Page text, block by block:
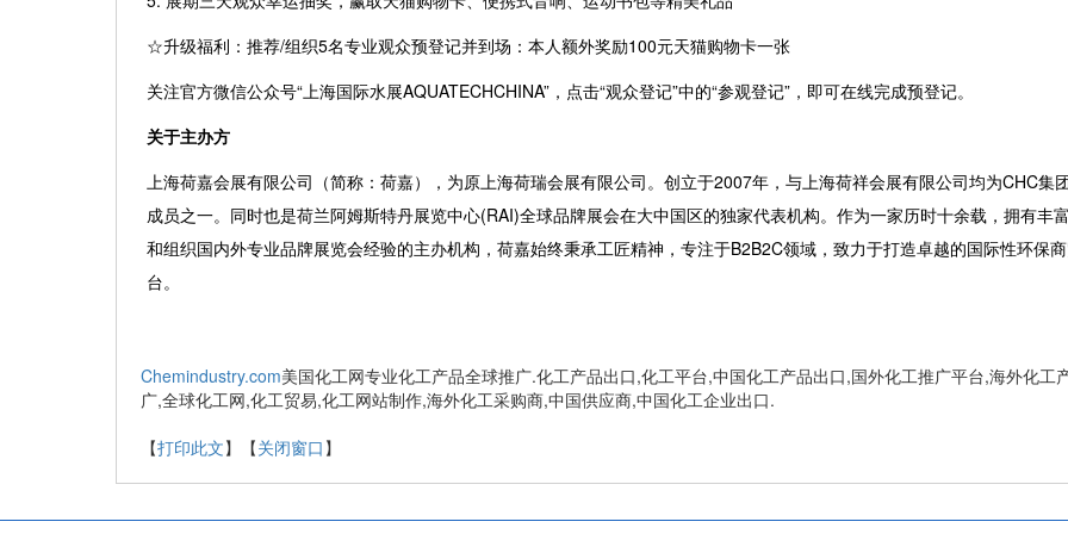
☆升级福利：推荐/组织5名专业观众预登记并到场：本人额外奖励100元天猫购物卡一张
关注官方微信公众号“上海国际水展AQUATECHCHINA”，点击“观众登记”中的“参观登记”，即可在线完成预登记。
关于主办方
上海荷嘉会展有限公司（简称：荷嘉），为原上海荷瑞会展有限公司。创立于2007年，与上海荷祥会展有限公司均为CHC集
成员之一。同时也是荷兰阿姆斯特丹展览中心(RAI)全球品牌展会在大中国区的独家代表机构。作为一家历时十余载，拥有丰
和组织国内外专业品牌展览会经验的主办机构，荷嘉始终秉承工匠精神，专注于B2B2C领域，致力于打造卓越的国际性环保
台。
Chemindustry.com美国化工网专业化工产品全球推广.化工产品出口,化工平台,中国化工产品出口,国外化工推广平台,海外化工
广,全球化工网,化工贸易,化工网站制作,海外化工采购商,中国供应商,中国化工企业出口.
【打印此文】【关闭窗口 】